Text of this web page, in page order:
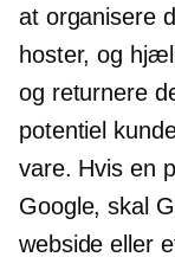
at organisere
hoster, og
og returnere
potentiel
vare. Hvis en
Google, skal
webside eller